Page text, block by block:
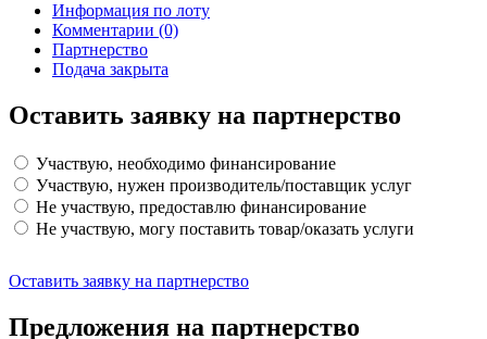
Информация по лоту
Комментарии (0)
Партнерство
Подача закрыта
Оставить заявку на партнерство
Участвую, необходимо финансирование
Участвую, нужен производитель/поставщик услуг
Не участвую, предоставлю финансирование
Не участвую, могу поставить товар/оказать услуги
Оставить заявку на партнерство
Предложения на партнерство